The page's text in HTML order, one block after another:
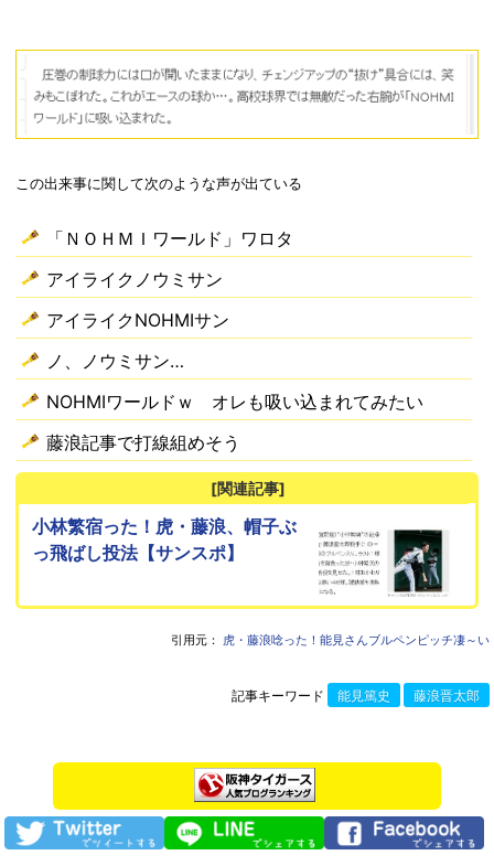
この出来事に関して次のような声が出ている
「ＮＯＨＭＩワールド」ワロタ
アイライクノウミサン
アイライクNOHMIサン
ノ、ノウミサン…
NOHMIワールドｗ オレも吸い込まれてみたい
藤浪記事で打線組めそう
[関連記事]
小林繁宿った！虎・藤浪、帽子ぶ
っ飛ばし投法【サンスポ】
引用元： 虎・藤浪唸った！能見さんブルペンピッチ凄～い
記事キーワード 能見篤史 藤浪晋太郎